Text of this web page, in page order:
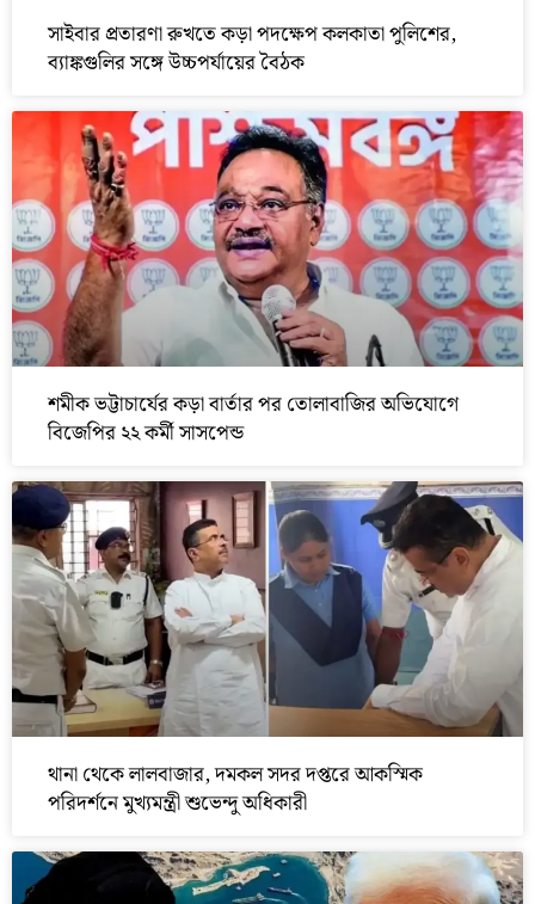
সাইবার প্রতারণা রুখতে কড়া পদক্ষেপ কলকাতা পুলিশের,
ব্যাঙ্কগুলির সঙ্গে উচ্চপর্যায়ের বৈঠক
শমীক ভট্টাচার্যের কড়া বার্তার পর তোলাবাজির অভিযোগে
বিজেপির ২২ কর্মী সাসপেন্ড
থানা থেকে লালবাজার, দমকল সদর দপ্তরে আকস্মিক
পরিদর্শনে মুখ্যমন্ত্রী শুভেন্দু অধিকারী